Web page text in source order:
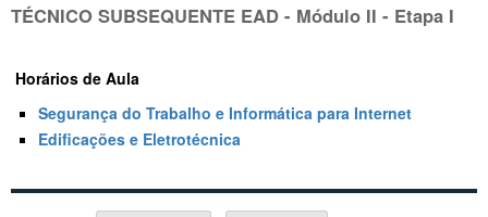
TÉCNICO SUBSEQUENTE EAD - Módulo II - Etapa I
Horários de Aula
Segurança do Trabalho e Informática para Internet
Edificações e Eletrotécnica